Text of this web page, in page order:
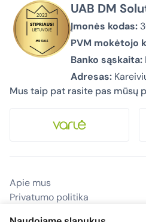
UAB DM
Įmonės kodas:
PVM mokėtojo
Banko sąskaita:
Adresas:
Mus taip pat rasite pas mūsų
Apie mus
Privatumo politika